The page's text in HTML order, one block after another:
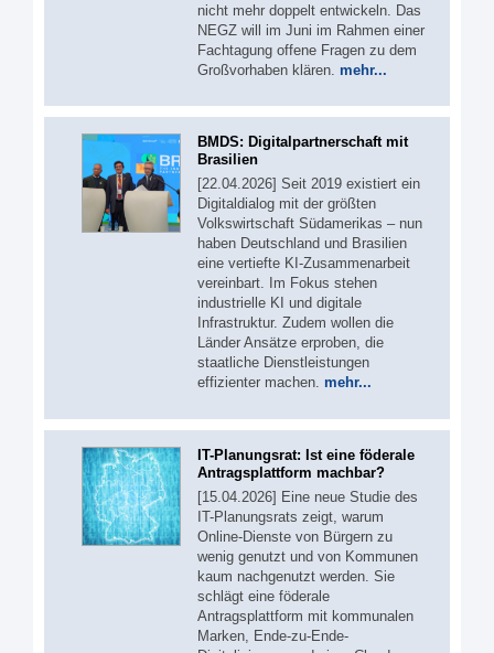
nicht mehr doppelt entwickeln. Das
NEGZ will im Juni im Rahmen einer
Fachtagung offene Fragen zu dem
Großvorhaben klären. mehr...
BMDS: Digitalpartnerschaft mit
Brasilien
[22.04.2026] Seit 2019 existiert ein
Digitaldialog mit der größten
Volkswirtschaft Südamerikas – nun
haben Deutschland und Brasilien
eine vertiefte KI-Zusammenarbeit
vereinbart. Im Fokus stehen
industrielle KI und digitale
Infrastruktur. Zudem wollen die
Länder Ansätze erproben, die
staatliche Dienstleistungen
effizienter machen. mehr...
IT-Planungsrat: Ist eine föderale
Antragsplattform machbar?
[15.04.2026] Eine neue Studie des
IT-Planungsrats zeigt, warum
Online-Dienste von Bürgern zu
wenig genutzt und von Kommunen
kaum nachgenutzt werden. Sie
schlägt eine föderale
Antragsplattform mit kommunalen
Marken, Ende-zu-Ende-